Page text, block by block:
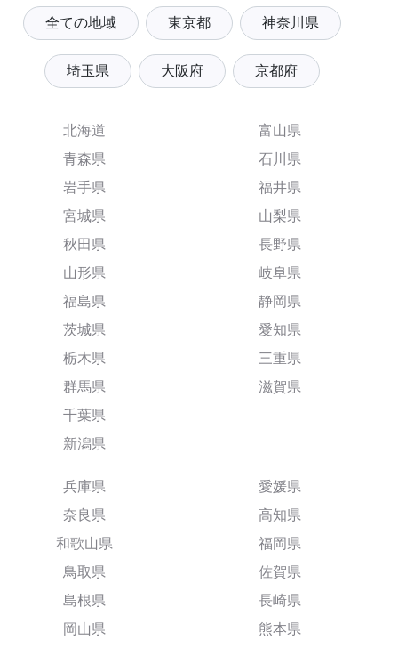
全ての地域 東京都 神奈川県
埼玉県 大阪府 京都府
北海道
青森県
岩手県
宮城県
秋田県
山形県
福島県
茨城県
栃木県
群馬県
千葉県
新潟県
富山県
石川県
福井県
山梨県
長野県
岐阜県
静岡県
愛知県
三重県
滋賀県
兵庫県
奈良県
和歌山県
鳥取県
島根県
岡山県
愛媛県
高知県
福岡県
佐賀県
長崎県
熊本県